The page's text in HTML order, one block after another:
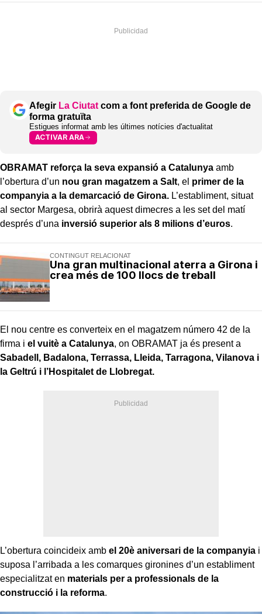
Afegir La Ciutat com a font preferida de Google de
forma gratuïta
Estigues informat amb les últimes notícies d'actualitat
ACTIVAR ARA
OBRAMAT reforça la seva expansió a Catalunya amb
l’obertura d’un nou gran magatzem a Salt, el primer de la
companyia a la demarcació de Girona. L’establiment, situat
al sector Margesa, obrirà aquest dimecres a les set del matí
després d’una inversió superior als 8 milions d’euros.
CONTINGUT RELACIONAT
Una gran multinacional aterra a Girona i
crea més de 100 llocs de treball
El nou centre es converteix en el magatzem número 42 de la
firma i el vuitè a Catalunya, on OBRAMAT ja és present a
Sabadell, Badalona, Terrassa, Lleida, Tarragona, Vilanova i
la Geltrú i l’Hospitalet de Llobregat.
L’obertura coincideix amb el 20è aniversari de la companyia i
suposa l’arribada a les comarques gironines d’un establiment
especialitzat en materials per a professionals de la
construcció i la reforma.